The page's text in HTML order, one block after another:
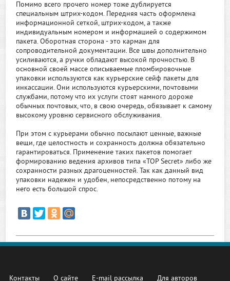
Помимо всего прочего номер тоже дублируется
специальным штрих-кодом. Передняя часть оформлена
информационной сеткой, штрих-кодом, а также
индивидуальным номером и информацией о содержимом
пакета. Оборотная сторона - это карман для
сопроводительной документации. Все швы дополнительно
усиливаются, а ручки обладают высокой прочностью. В
основной своей массе описываемые пломбировочные
упаковки используются как курьерские сейф пакеты для
инкассации. Они используются курьерскими, почтовыми
службами, потому что их услуги стоят намного дороже
обычных почтовых, что, в свою очередь, обязывает к самому
высокому уровню сервисного обслуживания.
При этом с курьерами обычно посылают ценные, важные
вещи, где целостность и сохранность должна обязательно
гарантироваться. Применение таких пакетов помогает
формированию ведения архивов типа «TOP Secret» либо же
сохранности разных драгоценностей. Так как данный вид
упаковки надежен и удобен, непосредственно потому на
него есть большой спрос.
Контакты О сайте E-mail рассылка Для авторов